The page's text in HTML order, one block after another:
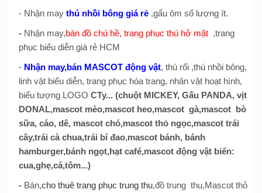
- Nhận may thú nhồi bông giá rẻ,gấu ôm số lượng ít.
- Nhận may,bán đồ chú hề, trang phục thú hở mặt ,trang
phục biểu diễn giá rẻ HCM
- Nhận may,bán MASCOT động vật, thú rối ,thú nhồi bông,
linh vật biểu diễn, trang phục hóa trang, nhân vật hoạt hình,
biểu tượng LOGO CTy... (chuột MICKEY, Gấu PANDA, vịt
DONAL,mascot mèo,mascot heo,mascot gà,mascot bò
sữa, cáo, dê, mascot chó,mascot thỏ ngọc,mascot trái
cây,trái cà chua,trái bí đao,mascot bánh, bánh
hamburger,bánh ngọt,hạt café,mascot động vật biển:
cua,ghẹ,cá,tôm...)
- Bán,cho thuê trang phục trung thu,đồ trung thu,Mascot thỏ